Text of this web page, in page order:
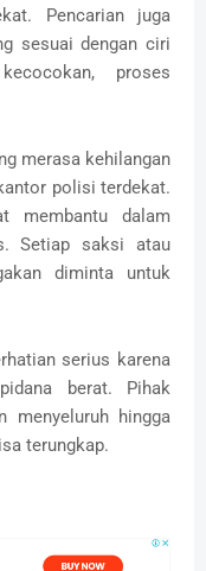
Pencarian juga
sesuai dengan ciri
proses
merasa kehilangan
polisi terdekat.
membantu dalam
Setiap saksi atau
diminta untuk
serius karena
berat. Pihak
menyeluruh hingga
terungkap.